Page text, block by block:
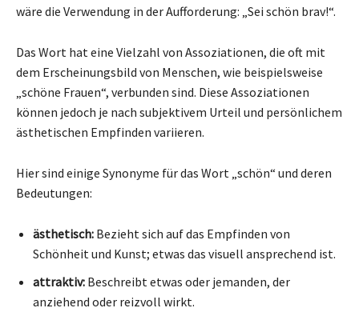
wäre die Verwendung in der Aufforderung: „Sei schön brav!“.
Das Wort hat eine Vielzahl von Assoziationen, die oft mit
dem Erscheinungsbild von Menschen, wie beispielsweise
„schöne Frauen“, verbunden sind. Diese Assoziationen
können jedoch je nach subjektivem Urteil und persönlichem
ästhetischen Empfinden variieren.
Hier sind einige Synonyme für das Wort „schön“ und deren
Bedeutungen:
ästhetisch: Bezieht sich auf das Empfinden von
Schönheit und Kunst; etwas das visuell ansprechend ist.
attraktiv: Beschreibt etwas oder jemanden, der
anziehend oder reizvoll wirkt.